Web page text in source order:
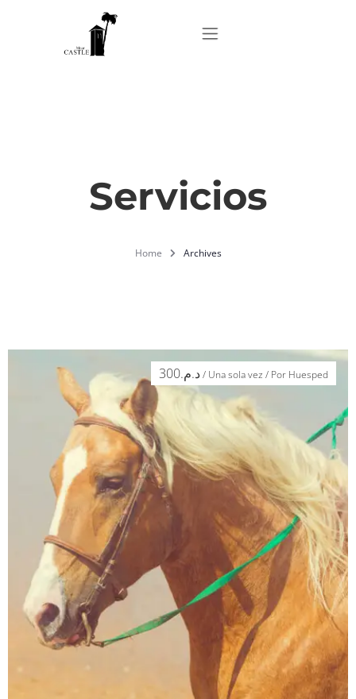
Apartments
Contact us
Blog
Español
BOOK NOW
Servicios
Home Archives
د.م.300 / Una sola vez / Por Huesped